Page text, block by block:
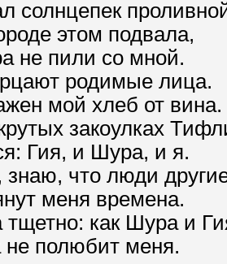
солнцепек
этом подвала,
не пили со мной.
родимые лица.
мой хлеб от вина.
закоулках
Гия, и Шура, и я.
знаю, что люди
меня времена.
как Шура и
не полюбит меня.